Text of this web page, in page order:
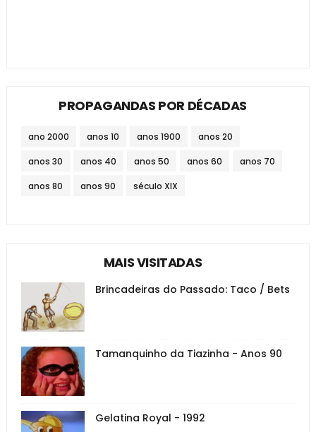
PROPAGANDAS POR DÉCADAS
ano 2000 anos 10 anos 1900 anos 20
anos 30 anos 40 anos 50 anos 60 anos 70
anos 80 anos 90 século XIX
MAIS VISITADAS
Brincadeiras do Passado: Taco / Bets
Tamanquinho da Tiazinha - Anos 90
Gelatina Royal - 1992